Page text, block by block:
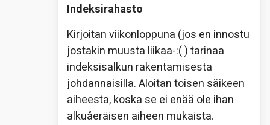
Indeksirahasto
Kirjoitan viikonloppuna (jos en innostu
jostakin muusta liikaa-:( ) tarinaa
indeksisalkun rakentamisesta
johdannaisilla. Aloitan toisen säikeen
aiheesta, koska se ei enää ole ihan
alkuåeräisen aiheen mukaista.